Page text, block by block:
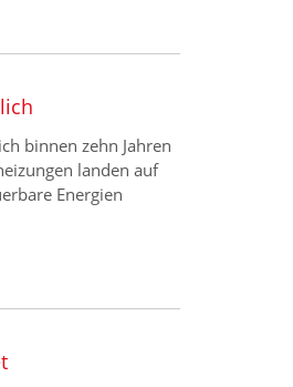
binnen zehn Jahren
landen auf
Energien